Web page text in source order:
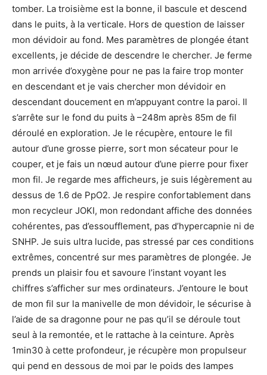
tomber. La troisième est la bonne, il bascule et descend
dans le puits, à la verticale. Hors de question de laisser
mon dévidoir au fond. Mes paramètres de plongée étant
excellents, je décide de descendre le chercher. Je ferme
mon arrivée d’oxygène pour ne pas la faire trop monter
en descendant et je vais chercher mon dévidoir en
descendant doucement en m’appuyant contre la paroi. Il
s’arrête sur le fond du puits à –248m après 85m de fil
déroulé en exploration. Je le récupère, entoure le fil
autour d’une grosse pierre, sort mon sécateur pour le
couper, et je fais un nœud autour d’une pierre pour fixer
mon fil. Je regarde mes afficheurs, je suis légèrement au
dessus de 1.6 de PpO2. Je respire confortablement dans
mon recycleur JOKI, mon redondant affiche des données
cohérentes, pas d’essoufflement, pas d’hypercapnie ni de
SNHP. Je suis ultra lucide, pas stressé par ces conditions
extrêmes, concentré sur mes paramètres de plongée. Je
prends un plaisir fou et savoure l’instant voyant les
chiffres s’afficher sur mes ordinateurs. J’entoure le bout
de mon fil sur la manivelle de mon dévidoir, le sécurise à
l’aide de sa dragonne pour ne pas qu’il se déroule tout
seul à la remontée, et le rattache à la ceinture. Après
1min30 à cette profondeur, je récupère mon propulseur
qui pend en dessous de moi par le poids des lampes